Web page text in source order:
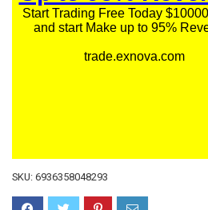
SKU: 6936358048293